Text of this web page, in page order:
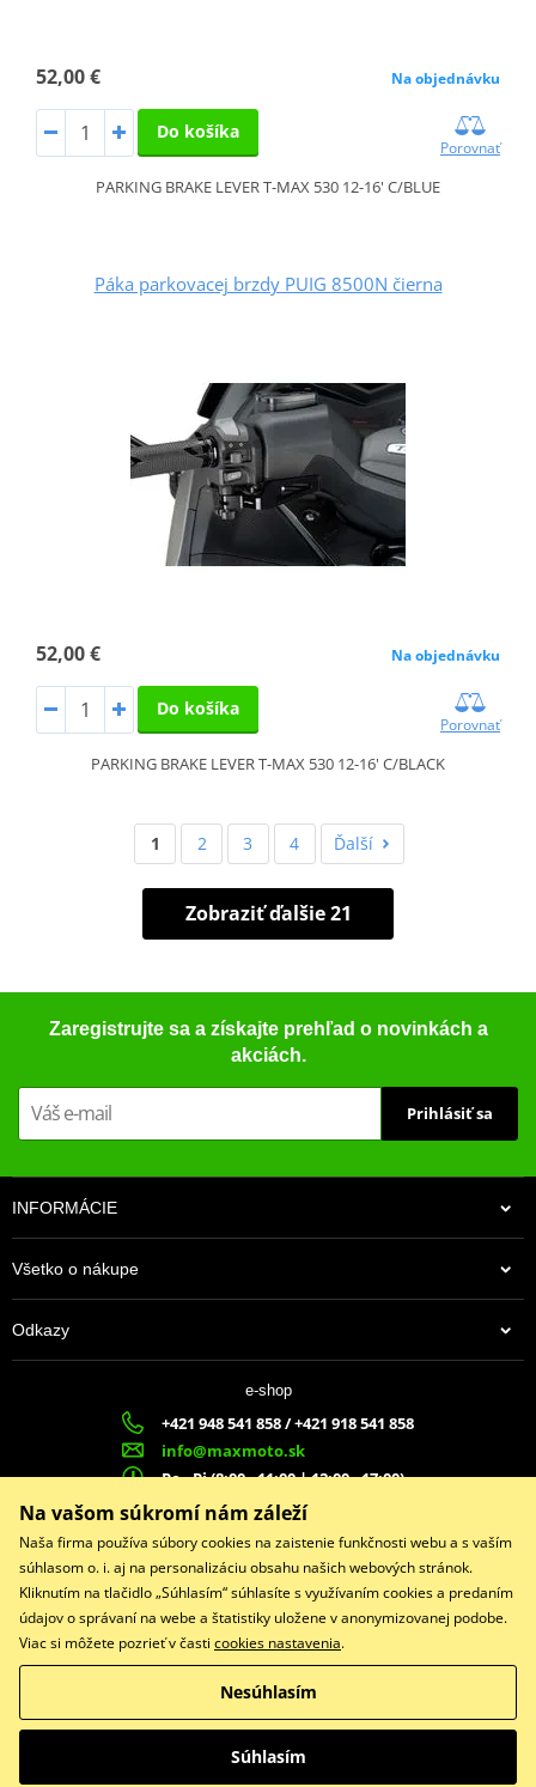
52,00 € Na objednávku
Do košíka
Porovnať
PARKING BRAKE LEVER T-MAX 530 12-16' C/BLUE
Páka parkovacej brzdy PUIG 8500N čierna
52,00 € Na objednávku
Do košíka
Porovnať
PARKING BRAKE LEVER T-MAX 530 12-16' C/BLACK
1 2 3 4 Ďalší
Zobraziť ďalšie 21
Zaregistrujte sa a získajte prehľad o novinkách a
akciách.
Prihlásiť sa
INFORMÁCIE
Všetko o nákupe
Odkazy
e-shop
+421 948 541 858 / +421 918 541 858
info@maxmoto.sk
Po - Pi (8:00 - 11:00 | 12:00 - 17:00)
MAX
MOTO s.r.o.
Slovenských dobrovoľníkov 1439
022 01 Čadca
Facebook
Copyright © 2026 www.maxmotoshop.sk
Všetky práva vyhradené
Prepnúť na klasickú verziu
Na vašom súkromí nám záleží
Naša firma používa súbory cookies na zaistenie funkčnosti webu a s vaším
súhlasom o. i. aj na personalizáciu obsahu našich webových stránok.
Kliknutím na tlačidlo „Súhlasím“ súhlasíte s využívaním cookies a predaním
údajov o správaní na webe a štatistiky uložene v anonymizovanej podobe.
Viac si môžete pozrieť v časti cookies nastavenia.
Nesúhlasím
Súhlasím